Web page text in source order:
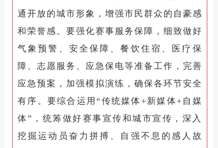
通开放的城市形象，增强市民群众的自豪感
和荣誉感。要强化赛事服务保障，细致做好
气象预警、安全保障、餐饮住宿、医疗保
障、志愿服务、应急保电等准备工作，完善
应急预案，加强模拟演练，确保各环节安全
有序。要综合运用“传统媒体+新媒体+自媒
体”，统筹做好赛事宣传和城市宣传，深入
挖掘运动员奋力拼搏、自强不息的感人故